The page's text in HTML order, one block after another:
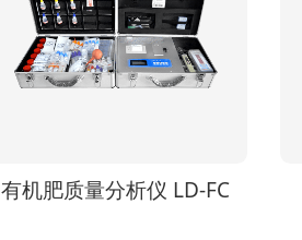
有机肥质量分析仪 LD-FC